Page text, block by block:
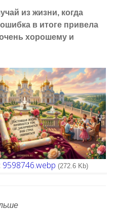
из жизни, когда
в итоге привела
хорошему и
9598746.webp (272.6 Kb)